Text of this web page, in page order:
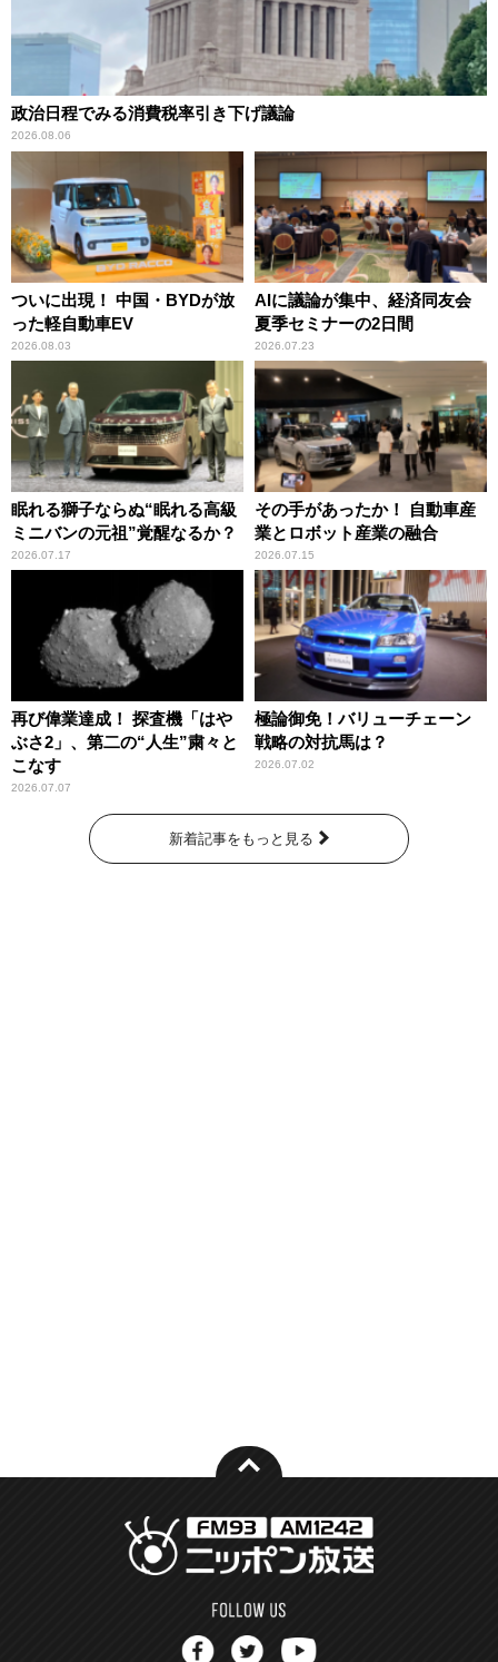
政治日程でみる消費税率引き下げ議論
2026.08.06
ついに出現！ 中国・BYDが放
った軽自動車EV
2026.08.03
AIに議論が集中、経済同友会
夏季セミナーの2日間
2026.07.23
眠れる獅子ならぬ“眠れる高級
ミニバンの元祖”覚醒なるか？
2026.07.17
その手があったか！ 自動車産
業とロボット産業の融合
2026.07.15
再び偉業達成！ 探査機「はや
ぶさ2」、第二の“人生”粛々と
こなす
2026.07.07
極論御免！バリューチェーン
戦略の対抗馬は？
2026.07.02
新着記事をもっと見る